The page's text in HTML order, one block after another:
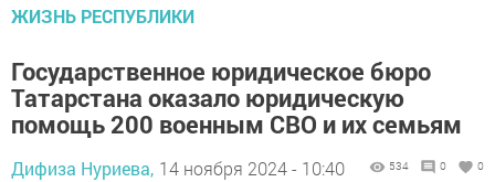
ЖИЗНЬ РЕСПУБЛИКИ
Государственное юридическое бюро
Татарстана оказало юридическую
помощь 200 военным СВО и их семьям
Дифиза Нуриева, 14 ноября 2024 - 10:40 534 0 0